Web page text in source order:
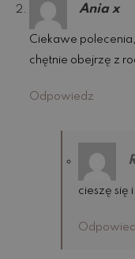
Ania x
Ciekawe
chętnie obejrzę z
Odpowiedz
cieszę się